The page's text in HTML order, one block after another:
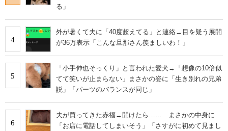
る」
4
外が暑くて夫に「40度超えてる」と連絡→目を疑う展開
が36万表示「こんな旦那さん羨ましいわ！」
5
「小手伸也そっくり」と言われた愛犬→「想像の10倍似
てて笑いが止まらない」まさかの姿に「生き別れの兄弟
説」「パーツのバランスが同じ」
6
夫が買ってきた赤福→開けたら…… まさかの中身に
「お店に電話してしまいそう」「さすがに初めて見まし